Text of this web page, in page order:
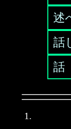
述
話
話
1.